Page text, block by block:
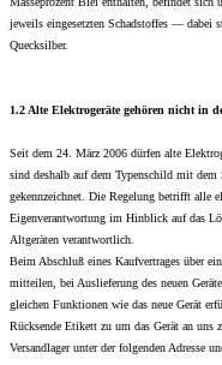
jeweils eingesetzten Schadstoffes —
Quecksilber.
1.2 Alte Elektrogeräte gehören nicht in
Seit dem 24. März 2006 dürfen alte
sind deshalb auf dem Typenschild mit
gekennzeichnet. Die Regelung betrifft alle
Eigenverantwortung im Hinblick auf das
Altgeräten verantwortlich.
Beim Abschluß eines Kaufvertrages über
mitteilen, bei Auslieferung des neuen
gleichen Funktionen wie das neue Gerät
Rücksende Etikett zu um das Gerät an uns
Versandlager unter der folgenden Adresse